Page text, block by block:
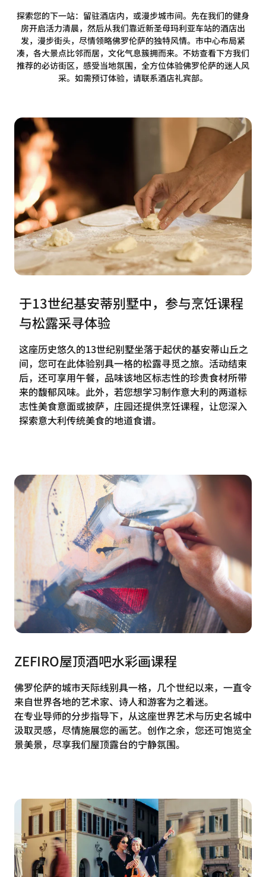
探索您的下一站：留驻酒店内，或漫步城市间。先在我们的健身
房开启活力清晨，然后从我们靠近新圣母玛利亚车站的酒店出
发，漫步街头，尽情领略佛罗伦萨的独特风情。市中心布局紧
凑，各大景点比邻而居，文化气息簇拥而来。不妨查看下方我们
推荐的必访街区，感受当地氛围，全方位体验佛罗伦萨的迷人风
采。如需预订体验，请联系酒店礼宾部。
于13世纪基安蒂别墅中，参与烹饪课程
与松露采寻体验
这座历史悠久的13世纪别墅坐落于起伏的基安蒂山丘之
间，您可在此体验别具一格的松露寻觅之旅。活动结束
后，还可享用午餐，品味该地区标志性的珍贵食材所带
来的馥郁风味。此外，若您想学习制作意大利的两道标
志性美食意面或披萨，庄园还提供烹饪课程，让您深入
探索意大利传统美食的地道食谱。
ZEFIRO屋顶酒吧水彩画课程
佛罗伦萨的城市天际线别具一格，几个世纪以来，一直令
来自世界各地的艺术家、诗人和游客为之着迷。
在专业导师的分步指导下，从这座世界艺术与历史名城中
汲取灵感，尽情施展您的画艺。创作之余，您还可饱览全
景美景，尽享我们屋顶露台的宁静氛围。